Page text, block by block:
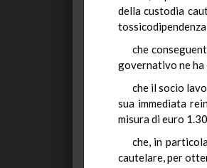
della custodia
che
governativo ne ha
che il socio
sua immediata
misura di euro
che, in
cautelare, per